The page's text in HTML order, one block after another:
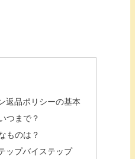
返品ポリシーの基本
つまで？
ものは？
ップバイステップ